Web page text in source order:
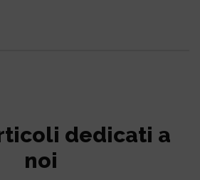
dedicati a
noi